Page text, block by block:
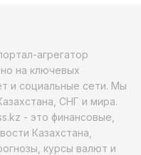
агрегатор
на ключевых
и социальные сети. Мы
СНГ и мира.
- это финансовые,
Казахстана,
курсы валют и